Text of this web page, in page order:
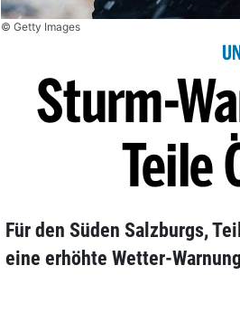
© Getty Images
Sturm-
Teile
Für den Süden Salzburgs,
eine erhöhte Wetter-